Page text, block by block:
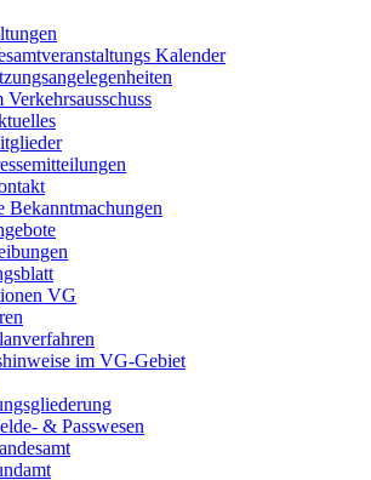
Kalender
Verkehrsausschuss
Bekanntmachungen
VG
im VG-Gebiet
& Passwesen